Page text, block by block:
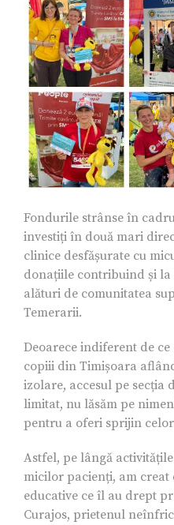
Fondurile strânse în
investiți în două mari
clinice desfășurate cu
donațiile contribuind și la
alături de comunitatea
Temerarii.
Deoarece indiferent de
copiii din Timișoara
izolare, accesul pe
limitat, nu lăsăm pe
pentru a oferi sprijin
Astfel, pe lângă
micilor pacienți, am creat
educative ce îl au drept
Curajos, prietenul